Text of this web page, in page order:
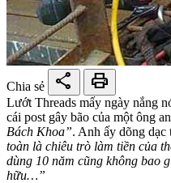
Chia sẻ share print
Lướt Threads mấy ngày nắng
cái post gây bão của một ông
Bách Khoa”. Anh ấy dõng dạc
toàn là chiêu trò làm tiền của
dùng 10 năm cũng không bao
hữu…”